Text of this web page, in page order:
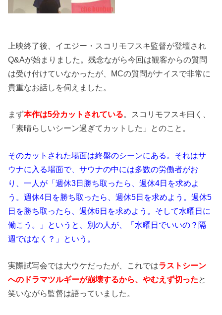
上映終了後、イエジー・スコリモフスキ監督が登壇され
Q&Aが始まりました。残念ながら今回は観客からの質問
は受け付けていなかったが、MCの質問がナイスで非常に
貴重なお話しを伺えました。
まず本作は5分カットされている。スコリモフスキ曰く、
「素晴らしいシーン過ぎてカットした」とのこと。
そのカットされた場面は終盤のシーンにある。それはサ
ウナに入る場面で、サウナの中には多数の労働者がお
り、一人が「週休3日勝ち取ったら、週休4日を求めよ
う。週休4日を勝ち取ったら、週休5日を求めよう。週休5
日を勝ち取ったら、週休6日を求めよう。そして水曜日に
働こう。」というと、別の人が、「水曜日でいいの？隔
週ではなく？」という。
実際試写会では大ウケだったが、これではラストシーン
へのドラマツルギーが崩壊するから、やむえず切ったと
笑いながら監督は語っていました。